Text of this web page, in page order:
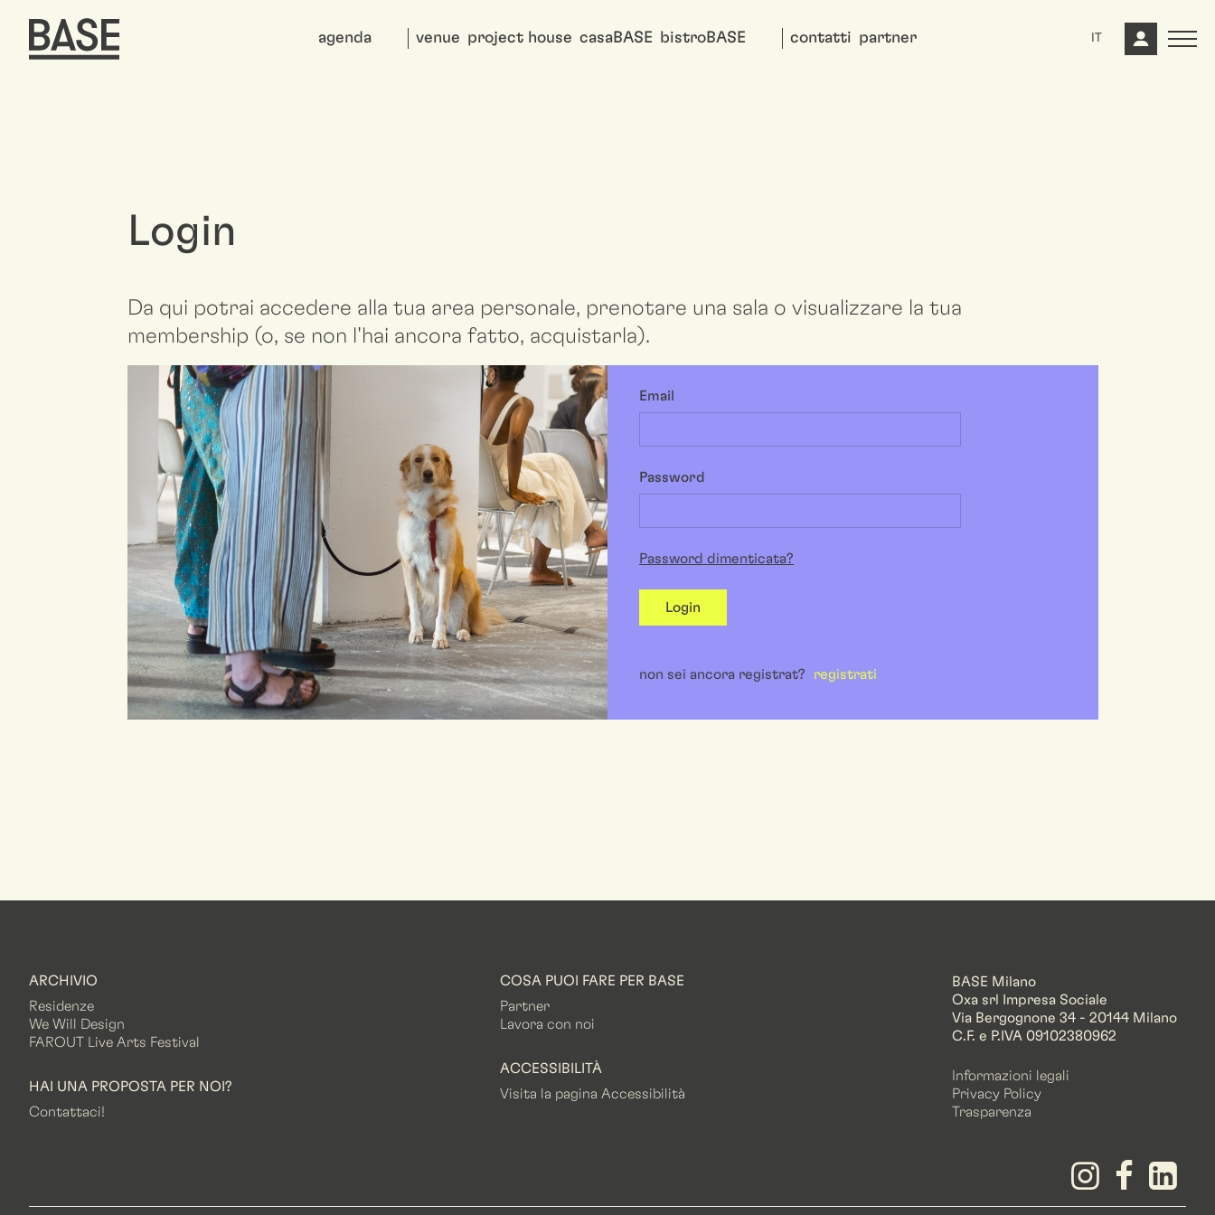
agenda venue project house casaBASE bistroBASE contatti partner IT
Login
Da qui potrai accedere alla tua area personale, prenotare una sala o visualizzare la tua
membership (o, se non l'hai ancora fatto, acquistarla).
Email
Password
Password dimenticata?
Login
non sei ancora registrat? registrati
ARCHIVIO
Residenze
We Will Design
FAROUT Live Arts Festival
HAI UNA PROPOSTA PER NOI?
Contattaci!
COSA PUOI FARE PER BASE
Partner
Lavora con noi
ACCESSIBILITÀ
Visita la pagina Accessibilità
BASE Milano
Oxa srl Impresa Sociale
Via Bergognone 34 - 20144 Milano
C.F. e P.IVA 09102380962
Informazioni legali
Privacy Policy
Trasparenza